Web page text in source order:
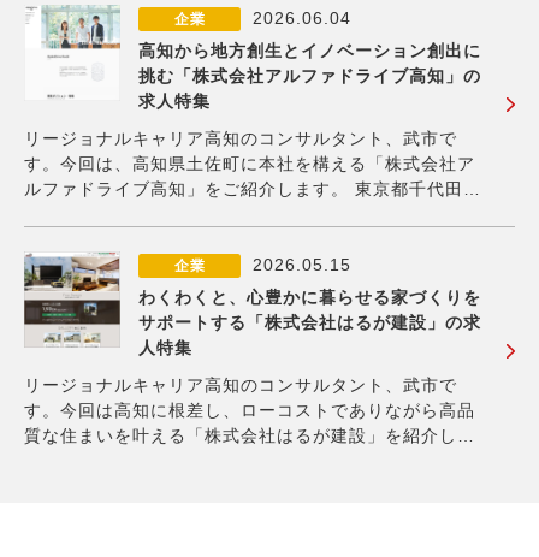
は国立銀行として37番目に出願
企業
2026.06.04
高知から地方創生とイノベーション創出に
挑む「株式会社アルファドライブ高知」の
求人特集
リージョナルキャリア高知のコンサルタント、武市で
す。今回は、高知県土佐町に本社を構える「株式会社ア
ルファドライブ高知」をご紹介します。 東京都千代田区
サラリーマンに、新規事業創造の力を。」という思想の
企業
2026.05.15
わくわくと、心豊かに暮らせる家づくりを
サポートする「株式会社はるが建設」の求
人特集
リージョナルキャリア高知のコンサルタント、武市で
す。今回は高知に根差し、ローコストでありながら高品
質な住まいを叶える「株式会社はるが建設」を紹介しま